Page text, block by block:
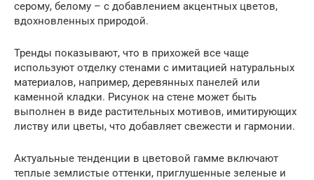
серому, белому – с добавлением акцентных цветов,
вдохновленных природой.
Тренды показывают, что в прихожей все чаще
используют отделку стенами с имитацией натуральных
материалов, например, деревянных панелей или
каменной кладки. Рисунок на стене может быть
выполнен в виде растительных мотивов, имитирующих
листву или цветы, что добавляет свежести и гармонии.
Актуальные тенденции в цветовой гамме включают
теплые землистые оттенки, приглушенные зеленые и